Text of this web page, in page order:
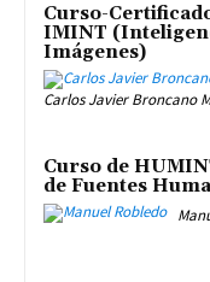
Curso-
IMINT
Imágenes)
Carlos Javier Broncano
Curso de
de Fuentes